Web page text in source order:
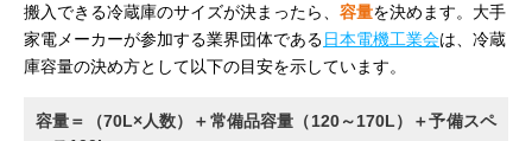
搬入できる冷蔵庫のサイズが決まったら、 容量を決めます。大手
家電メーカーが参加する業界団体である日本電機工業会は、冷蔵
庫容量の決め方として以下の目安を示しています。
容量＝（70L×人数）＋常備品容量（120～170L）＋予備スペ